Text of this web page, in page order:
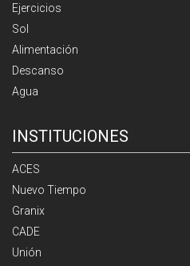
Ejercicios
Sol
Alimentación
Descanso
Agua
INSTITUCIONES
ACES
Nuevo Tiempo
Granix
CADE
Unión